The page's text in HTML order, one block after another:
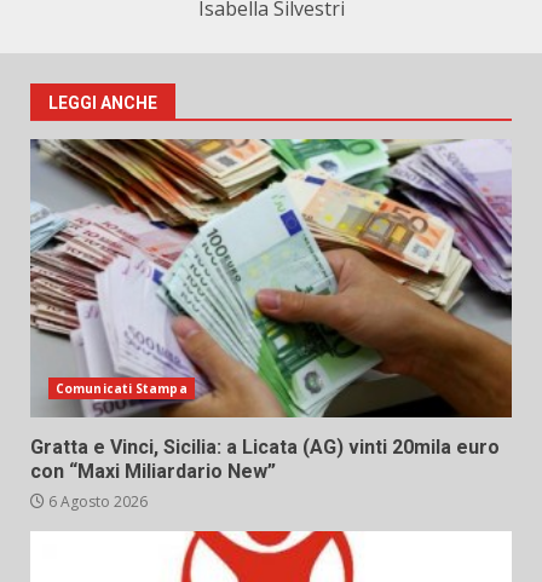
Isabella Silvestri
LEGGI ANCHE
Comunicati Stampa
Gratta e Vinci, Sicilia: a Licata (AG) vinti 20mila euro
con “Maxi Miliardario New”
6 Agosto 2026